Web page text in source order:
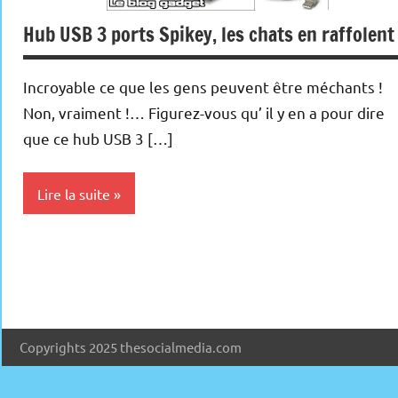
Hub USB 3 ports Spikey, les chats en
Incroyable ce que les gens peuvent être méchants !
Non, vraiment !… Figurez-vous qu’ il y en a pour dire
que ce hub USB 3 […]
Lire la suite
Copyrights 2025 thesocialmedia.com